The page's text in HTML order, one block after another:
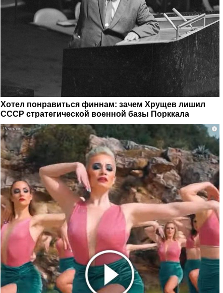
Хотел понравиться финнам: зачем Хрущев лишил
СССР стратегической военной базы Порккала
i